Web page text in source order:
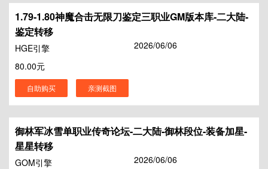
1.79-1.80神魔合击无限刀鉴定三职业GM版本库-二大陆-
鉴定转移
HGE引擎
2026/06/06
80.00元
自助购买 亲测截图
御林军冰雪单职业传奇论坛-二大陆-御林段位-装备加星-
星星转移
GOM引擎
2026/06/06